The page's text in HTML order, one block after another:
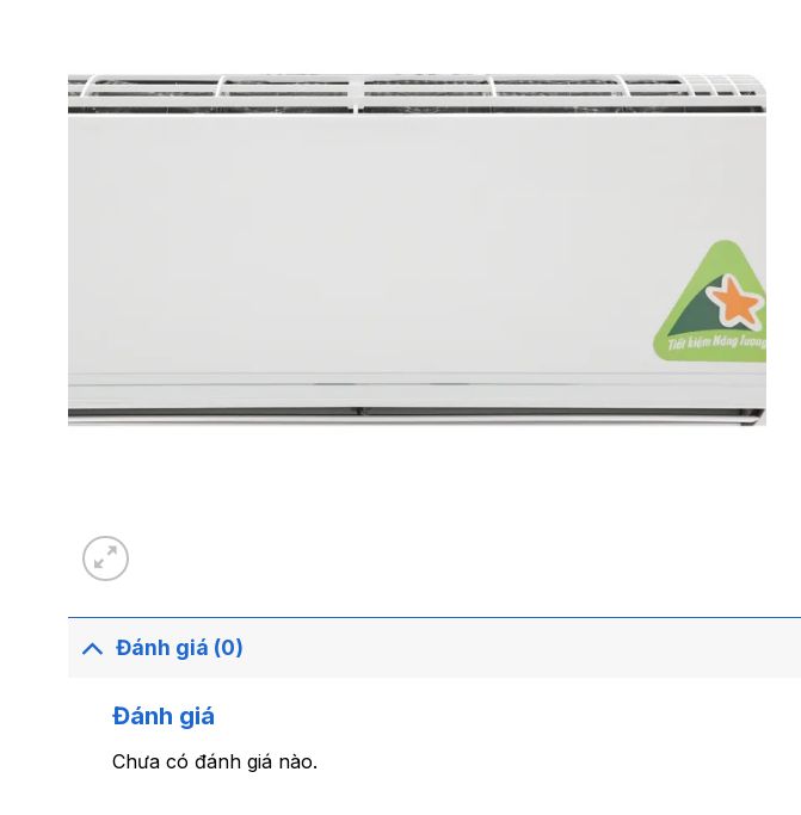
Đánh giá (0)
Đánh giá
Chưa có đánh giá nào.